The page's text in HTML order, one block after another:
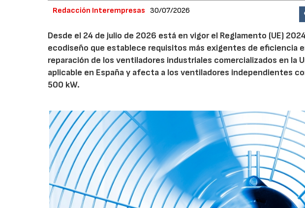
Redacción Interempresas 30/07/2026
Desde el 24 de julio de 2026 está en vigor el Reglamento (UE)
ecodiseño que establece requisitos más exigentes de eficiencia
reparación de los ventiladores industriales comercializados en la
aplicable en España y afecta a los ventiladores independientes
500 kW.
28/07/